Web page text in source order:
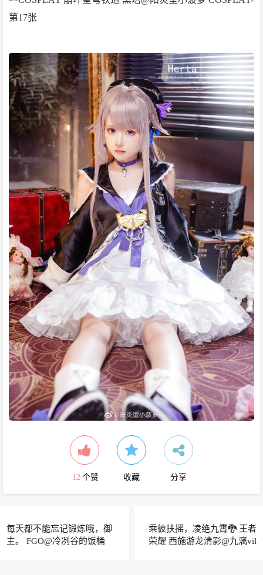
12 个赞 收藏 分享
每天都不能忘记锻炼哦，御
主。 FGO@冷冽谷的饭桶
乘彼扶摇，凌绝九霄🐉 王者
荣耀 西施游龙清影@九漓vil